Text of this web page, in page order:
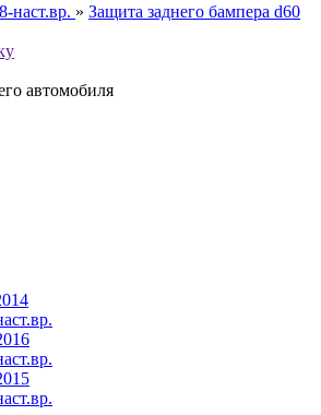
наст.вр. » Защита заднего бампера d60
автомобиля